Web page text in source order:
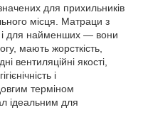
для прихильників
місця. Матраци з
і для найменших — вони
мають жорсткість,
вентиляційні якості,
і
терміном
ідеальним для